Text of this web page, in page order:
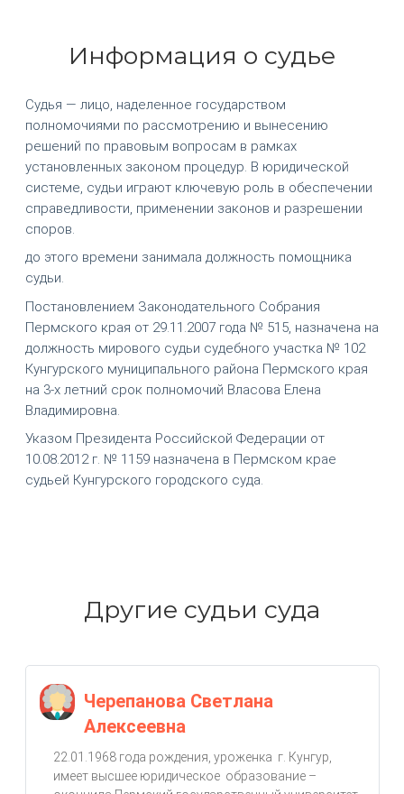
Информация о судье
Судья — лицо, наделенное государством
полномочиями по рассмотрению и вынесению
решений по правовым вопросам в рамках
установленных законом процедур. В юридической
системе, судьи играют ключевую роль в обеспечении
справедливости, применении законов и разрешении
споров.
до этого времени занимала должность помощника
судьи.
Постановлением Законодательного Собрания
Пермского края от 29.11.2007 года № 515, назначена на
должность мирового судьи судебного участка № 102
Кунгурского муниципального района Пермского края
на 3-х летний срок полномочий Власова Елена
Владимировна.
Указом Президента Российской Федерации от
10.08.2012 г. № 1159 назначена в Пермском крае
судьей Кунгурского городского суда.
Другие судьи суда
Черепанова Светлана
Алексеевна
22.01.1968 года рождения, уроженка г. Кунгур,
имеет высшее юридическое образование –